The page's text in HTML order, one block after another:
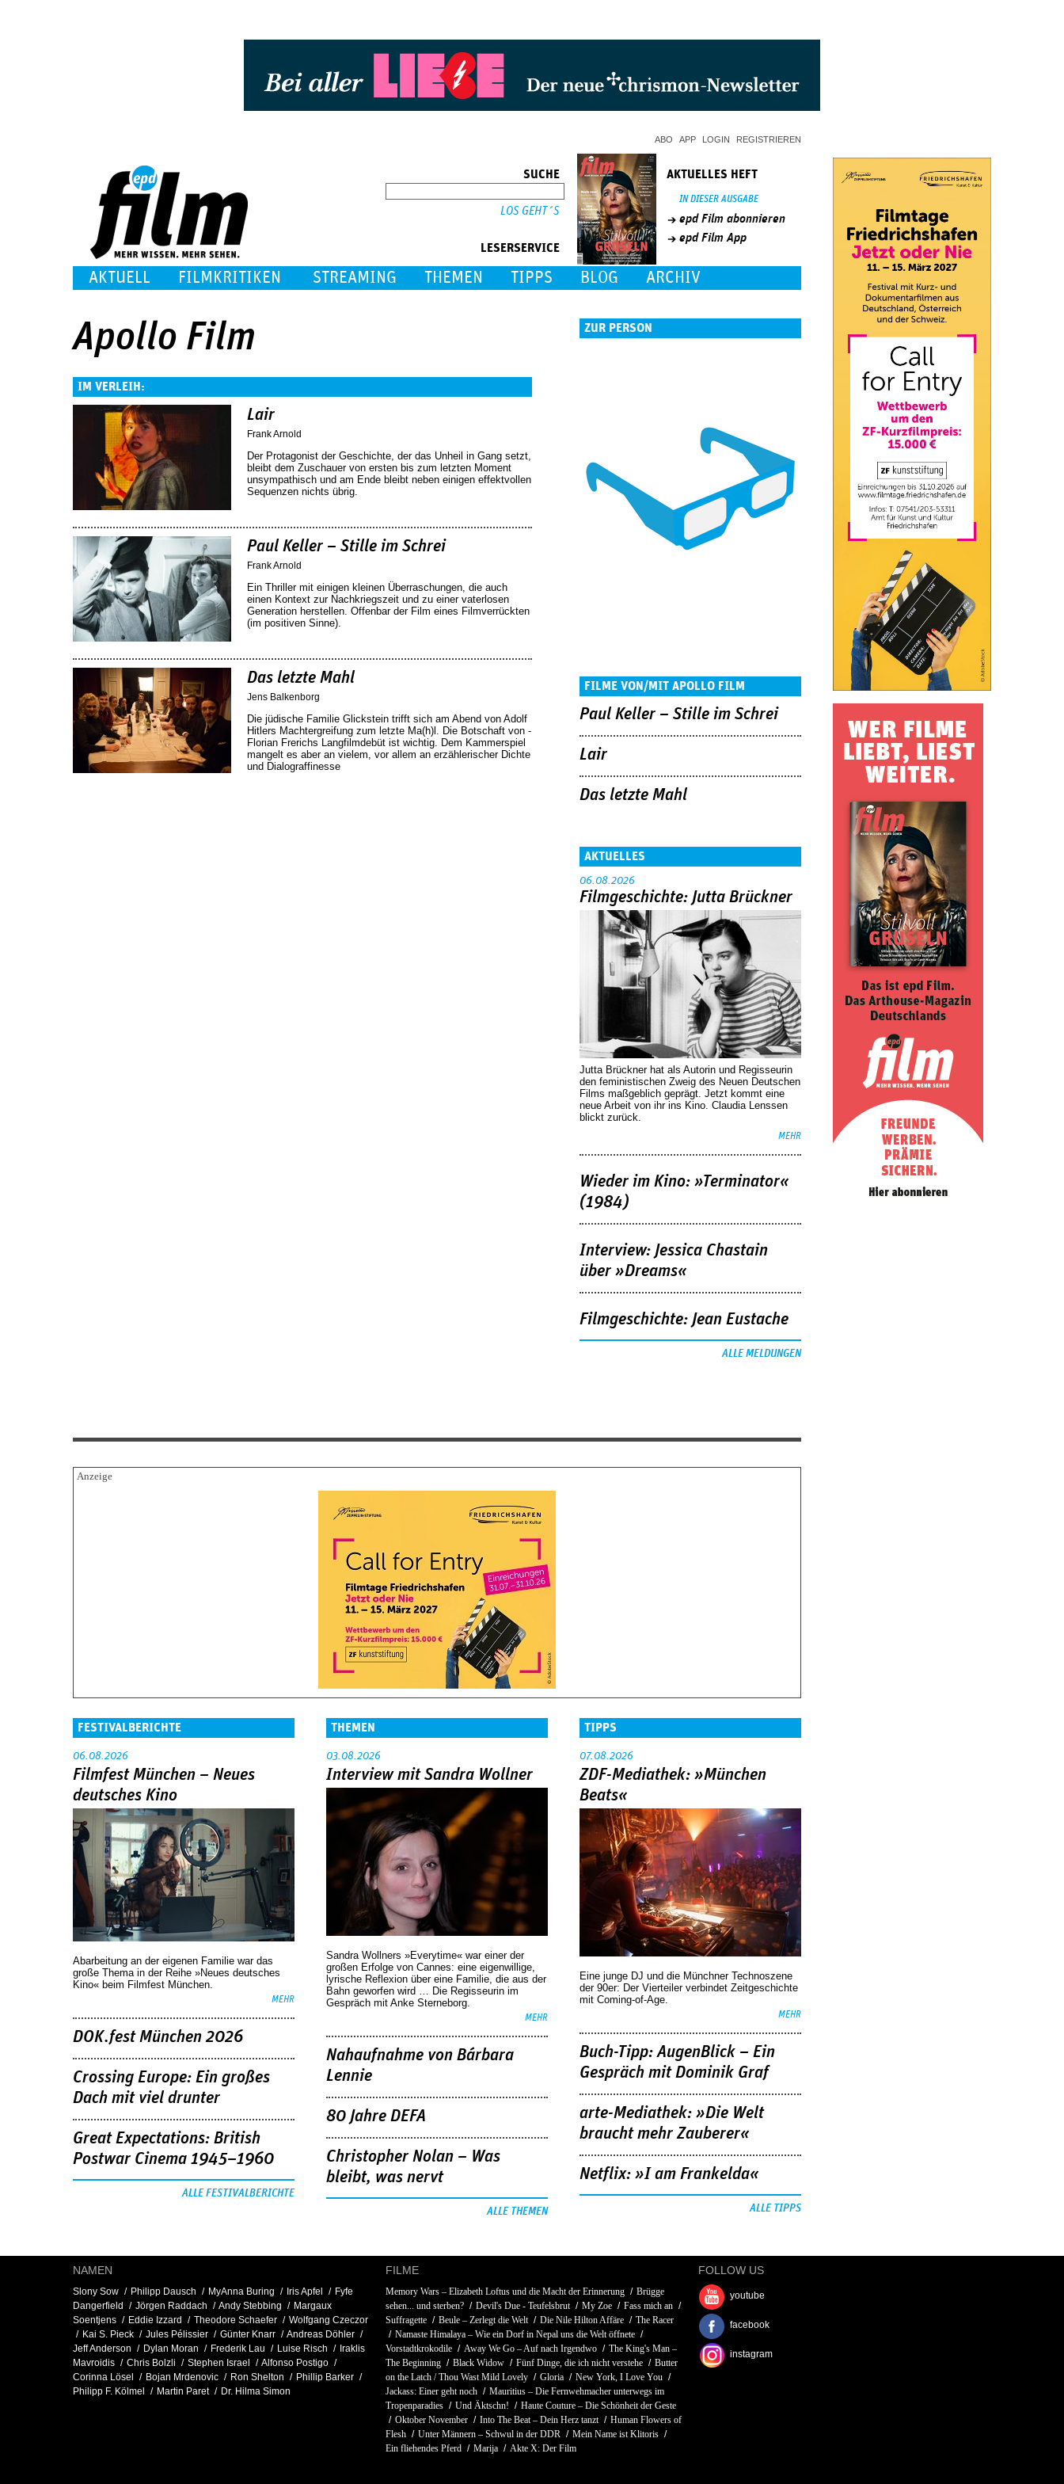
ABO APP LOGIN REGISTRIEREN
SUCHE
LESERSERVICE
AKTUELLES HEFT
IN DIESER AUSGABE
epd Film abonnieren
epd Film App
AKTUELL FILMKRITIKEN STREAMING THEMEN TIPPS BLOG ARCHIV
Apollo Film
IM VERLEIH:
Lair
Frank Arnold
Der Protagonist der Geschichte, der das Unheil in Gang setzt,
bleibt dem Zuschauer von ersten bis zum letzten Moment
unsympathisch und am Ende bleibt neben einigen effektvollen
Sequenzen nichts übrig.
Paul Keller – Stille im Schrei
Frank Arnold
Ein Thriller mit einigen kleinen Überraschungen, die auch
einen Kontext zur Nachkriegszeit und zu einer vaterlosen
Generation herstellen. Offenbar der Film eines Filmverrückten
(im positiven Sinne).
Das letzte Mahl
Jens Balkenborg
Die jüdische Familie Glickstein trifft sich am Abend von Adolf
Hitlers Machtergreifung zum letzte Ma(h)l. Die Botschaft von ­
Florian Frerichs Langfilmdebüt ist wichtig. Dem Kammerspiel
mangelt es aber an ­vielem, vor allem an erzählerischer Dichte
und Dialograffinesse
ZUR PERSON
FILME VON/MIT APOLLO FILM
Paul Keller – Stille im Schrei
Lair
Das letzte Mahl
AKTUELLES
06.08.2026
Filmgeschichte: Jutta Brückner
Jutta Brückner hat als Autorin und Regisseurin
den feministischen Zweig des Neuen Deutschen
Films maßgeblich geprägt. Jetzt kommt eine
neue Arbeit von ihr ins Kino. Claudia Lenssen
blickt zurück.
MEHR
Wieder im Kino: »Terminator«
(1984)
Interview: Jessica Chastain
über »Dreams«
Filmgeschichte: Jean Eustache
ALLE MELDUNGEN
FESTIVALBERICHTE
06.08.2026
Filmfest München – Neues
deutsches Kino
Abarbeitung an der eigenen Familie war das
große Thema in der Reihe »Neues deutsches
Kino« beim Filmfest München.
MEHR
DOK.fest München 2026
Crossing Europe: Ein großes
Dach mit viel drunter
Great Expectations: British
Postwar Cinema 1945–1960
ALLE FESTIVALBERICHTE
THEMEN
03.08.2026
Interview mit Sandra Wollner
Sandra Wollners »Everytime« war einer der
großen Erfolge von Cannes: eine eigenwillige,
lyrische Reflexion über eine ­Familie, die aus der
Bahn geworfen wird … Die Regisseurin im
Gespräch mit Anke Sterneborg.
MEHR
Nahaufnahme von Bárbara
Lennie
80 Jahre DEFA
Christopher Nolan – Was
bleibt, was nervt
ALLE THEMEN
TIPPS
07.08.2026
ZDF-Mediathek: »München
Beats«
Eine junge DJ und die Münchner Technoszene
der 90er: Der Vierteiler verbindet Zeitgeschichte
mit Coming-of-Age.
MEHR
Buch-Tipp: AugenBlick – Ein
Gespräch mit Dominik Graf
arte-Mediathek: »Die Welt
braucht mehr Zauberer«
Netflix: »I am Frankelda«
ALLE TIPPS
NAMEN
Slony Sow Philipp Dausch MyAnna Buring Iris Apfel
Fyfe
Dangerfield
Jörgen Raddach Andy Stebbing
Margaux
Soentjens
Eddie Izzard Theodore Schaefer
Wolfgang Czeczor
Kai S. Pieck
Jules Pélissier Günter Knarr
Andreas Döhler
Jeff Anderson
Dylan Moran Frederik Lau Luise Risch
Iraklis
Mavroidis
Chris Bolzli Stephen Israel
Alfonso Postigo
Corinna Lösel
Bojan Mrdenovic Ron Shelton
Phillip Barker
Philipp F. Kölmel
Martin Paret Dr. Hilma Simon
FILME
Memory Wars – Elizabeth Loftus und die Macht der Erinnerung
Brügge
sehen... und sterben?
Devil's Due - Teufelsbrut My Zoe
Fass mich an
Suffragette
Beule – Zerlegt die Welt Die Nile Hilton Affäre
The Racer
Namaste Himalaya – Wie ein Dorf in Nepal uns die Welt öffnete
Vorstadtkrokodile
Away We Go – Auf nach Irgendwo
The King's Man –
The Beginning
Black Widow Fünf Dinge, die ich nicht verstehe
Butter
on the Latch / Thou Wast Mild Lovely
Gloria
New York, I Love You
Jackass: Einer geht noch
Mauritius – Die Fernwehmacher unterwegs im
Tropenparadies
Und Äktschn!
Haute Couture – Die Schönheit der Geste
Oktober November
Into The Beat – Dein Herz tanzt
Human Flowers of
Flesh
Unter Männern – Schwul in der DDR
Mein Name ist Klitoris
Ein fliehendes Pferd
Marija Akte X: Der Film
FOLLOW US
youtube
facebook
instagram